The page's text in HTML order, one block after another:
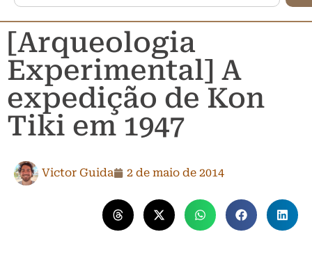
[Arqueologia
Experimental] A
expedição de Kon
Tiki em 1947
Victor Guida 2 de maio de 2014